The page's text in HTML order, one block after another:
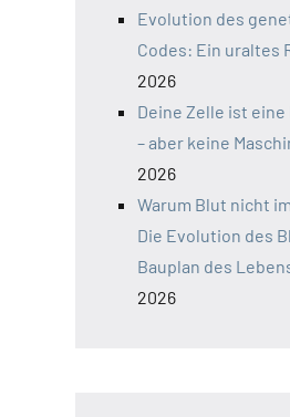
Evolution des
Codes: Ein uraltes
2026
Deine Zelle ist eine
– aber keine
2026
Warum Blut nicht
Die Evolution des
Bauplan des
2026